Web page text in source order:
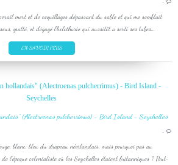
…
mort et de coquillages dépassant du sable et qui me semblait
gratté, et dégagé l'holothurie qui aussitôt a sorti ses tubes...
EN SAVOIR PLUS
hollandais" (Alectroenas pulcherrimus) - Bird Island -
Seychelles
…
blanc, bleu du drapeau néerlandais, mais pourquoi pas au
l'époque colonialiste où les Seychelles étaient britanniques ? Peut-